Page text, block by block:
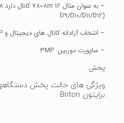
D9/D10/D11/D12)
– انتخاب آزادانه کانال های دیجیتال و IP
– ساپورت دوربین 3MP
پخش
ویژگی های حالت پخش
برایتون Briton :